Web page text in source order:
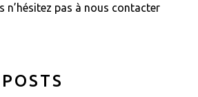
n’hésitez pas à nous contacter